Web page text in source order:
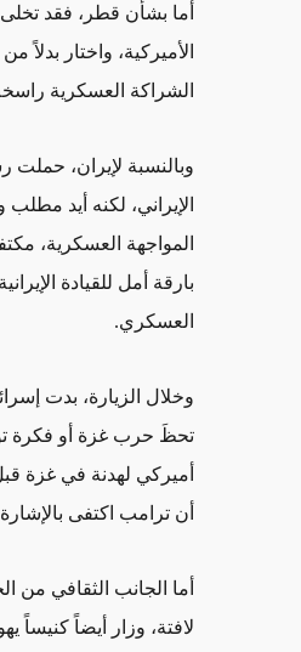
أما بشأن قطر، فقد تخلى
الأميركية، واختار
الشراكة العسكرية
وبالنسبة لإيران، حملت
الإيراني، لكنه أيد
المواجهة العسكرية،
بارقة أمل للقيادة
العسكري.
وخلال الزيارة، بدت
تحظَ حرب غزة أو فكرة
أميركي لهدنة في غزة
أن ترامب اكتفى
أما الجانب الثقافي من
لافتة، وزار أيضاً كنيساً